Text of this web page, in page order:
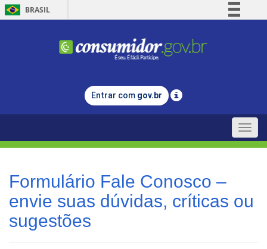
BRASIL
Comunica BR
Legislação
Entrar com gov.br
Toggle
Formulário Fale Conosco –
envie suas dúvidas, críticas ou
sugestões